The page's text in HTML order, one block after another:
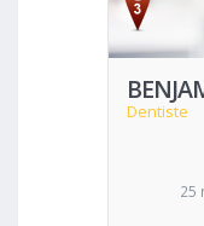
Dentiste
25